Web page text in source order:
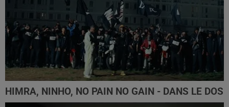
HIMRA, NINHO, NO PAIN NO GAIN - DANS LE DOS